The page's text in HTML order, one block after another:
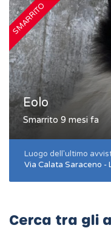
SMARRITO
Eolo
Smarrito 9 mesi fa
Luogo dell'ultimo
Via Calata Saraceno -
Cerca tra gli